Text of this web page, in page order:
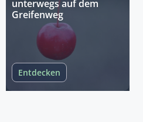
unterwegs auf dem
Greifenweg
Entdecken